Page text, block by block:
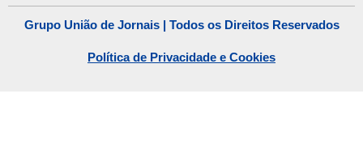
Grupo União de Jornais | Todos os Direitos Reservados
Política de Privacidade e Cookies